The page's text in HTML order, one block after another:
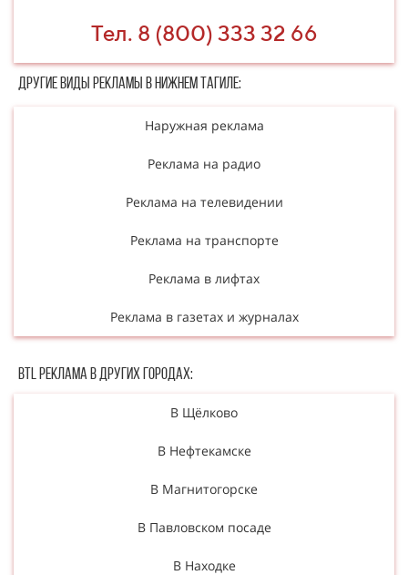
Тел. 8 (800) 333 32 66
Другие в​​​​иды рекламы в Нижнем Тагиле:
Наружная реклама
Реклама на радио
Реклама на телевидении
Реклама на транспорте
Реклама в лифтах
Реклама в газетах и журналах
BTL Реклама в Других городах:
В Щёлково
В Нефтекамске
В Магнитогорске
В Павловском посаде
В Находке